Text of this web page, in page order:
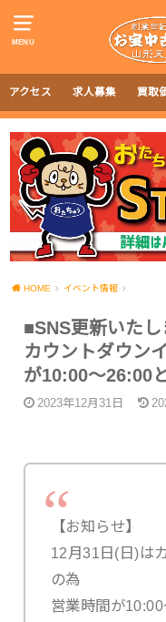
MENU
アクセス 求人募集 買取
HOME イベント情報
■SNS更新いた
カウントダウン
が10:00～26:00
2023年12月31日
【お知らせ】
12月31日(日)は
の為
営業時間が